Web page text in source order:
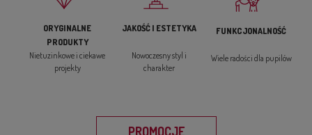
ORYGINALNE
PRODUKTY
Nietuzinkowe i ciekawe
projekty
JAKOŚĆ I ESTETYKA
Nowoczesny styl i
charakter
FUNKCJONALNOŚĆ
Wiele radości dla pupilów
PROMOCJE